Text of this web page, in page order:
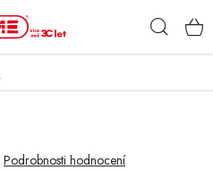
Podrobnosti hodnocení